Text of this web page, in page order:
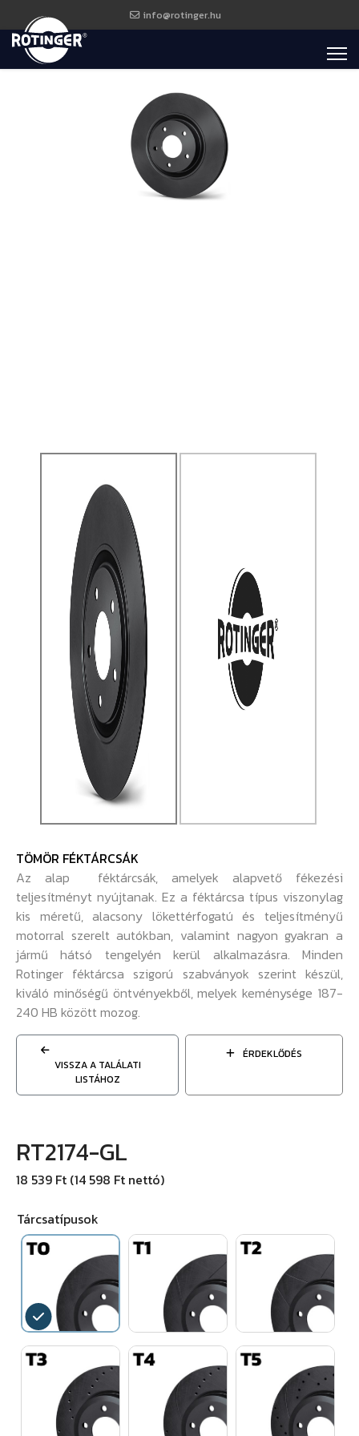
info@rotinger.hu
TÖMÖR FÉKTÁRCSÁK
Az alap féktárcsák, amelyek alapvető fékezési
teljesítményt nyújtanak. Ez a féktárcsa típus viszonylag
kis méretű, alacsony lökettérfogatú és teljesítményű
motorral szerelt autókban, valamint nagyon gyakran a
jármű hátsó tengelyén kerül alkalmazásra. Minden
Rotinger féktárcsa szigorú szabványok szerint készül,
kiváló minőségű öntvényekből, melyek keménysége 187-
240 HB között mozog.
VISSZA A TALÁLATI
LISTÁHOZ
ÉRDEKLŐDÉS
RT2174-GL
18 539 Ft (14 598 Ft nettó)
Tárcsatípusok